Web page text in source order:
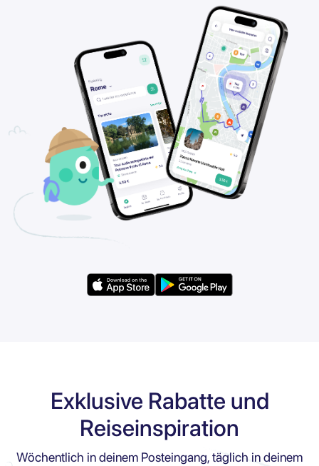
Exklusive Rabatte und
Reiseinspiration
Wöchentlich in deinem Posteingang, täglich in deinem